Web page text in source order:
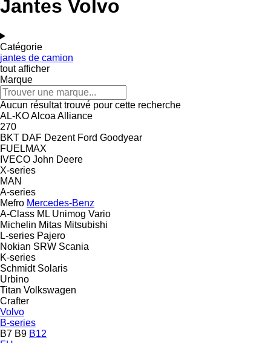
Jantes Volvo
Catégorie
jantes de camion
tout afficher
Marque
Aucun résultat trouvé pour cette recherche
AL-KOAlcoa Alliance
270
BKT DAF Dezent Ford Goodyear
FUELMAX
IVECO John Deere
X-series
MAN
A-series
Mefro Mercedes-Benz
A-Class ML Unimog Vario
Michelin Mitas Mitsubishi
L-series Pajero
Nokian SRW Scania
K-series
Schmidt Solaris
Urbino
Titan Volkswagen
Crafter
Volvo
B-series
B7 B9 B12